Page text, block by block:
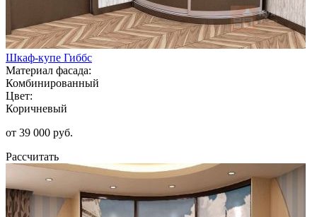
Шкаф-купе Гиббс
Материал фасада:
Комбинированный
Цвет:
Коричневый
от 39 000 руб.
Рассчитать